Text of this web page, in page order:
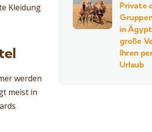
Kleidung
werden
meist in
Private
in
große
Ihren
Urlaub